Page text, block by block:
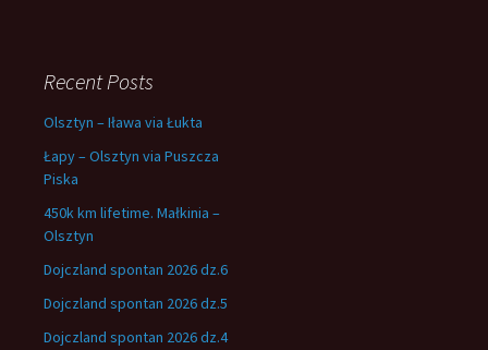
Recent Posts
Olsztyn – Iława via Łukta
Łapy – Olsztyn via Puszcza
Piska
450k km lifetime. Małkinia –
Olsztyn
Dojczland spontan 2026 dz.6
Dojczland spontan 2026 dz.5
Dojczland spontan 2026 dz.4